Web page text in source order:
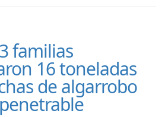
familias
16 toneladas
de algarrobo